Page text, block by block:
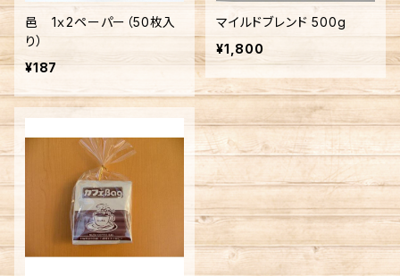
邑 1ｘ2ペーパー（50枚入
り）
¥187
マイルドブレンド 500g
¥1,800